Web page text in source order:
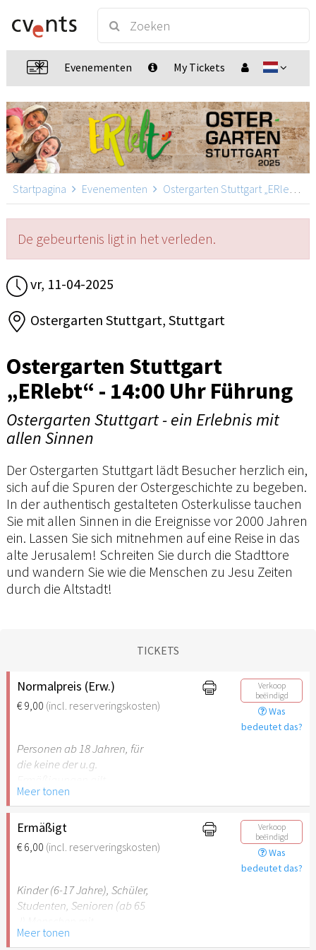
Evenementen My Tickets
Startpagina Evenementen Ostergarten Stuttgart „ERlebt“
De gebeurtenis ligt in het verleden.
vr, 11-04-2025
Ostergarten Stuttgart, Stuttgart
Ostergarten Stuttgart
„ERlebt“ - 14:00 Uhr Führung
Ostergarten Stuttgart - ein Erlebnis mit
allen Sinnen
Der Ostergarten Stuttgart lädt Besucher herzlich ein,
sich auf die Spuren der Ostergeschichte zu begeben.
In der authentisch gestalteten Osterkulisse tauchen
Sie mit allen Sinnen in die Ereignisse vor 2000 Jahren
ein. Lassen Sie sich mitnehmen auf eine Reise in das
alte Jerusalem! Schreiten Sie durch die Stadttore
und wandern Sie wie die Menschen zu Jesu Zeiten
durch die Altstadt!
TICKETS
Normalpreis (Erw.)
€ 9,00 (incl. reserveringskosten)
Verkoop
beëindigd
Was
bedeutet das?
Personen ab 18 Jahren, für
die keine der u.g.
Meer tonen
Ermäßigt
€ 6,00 (incl. reserveringskosten)
Verkoop
beëindigd
Was
bedeutet das?
Kinder (6-17 Jahre), Schüler,
Studenten, Senioren (ab 65
Behinderung (ab 50%),
Meer tonen